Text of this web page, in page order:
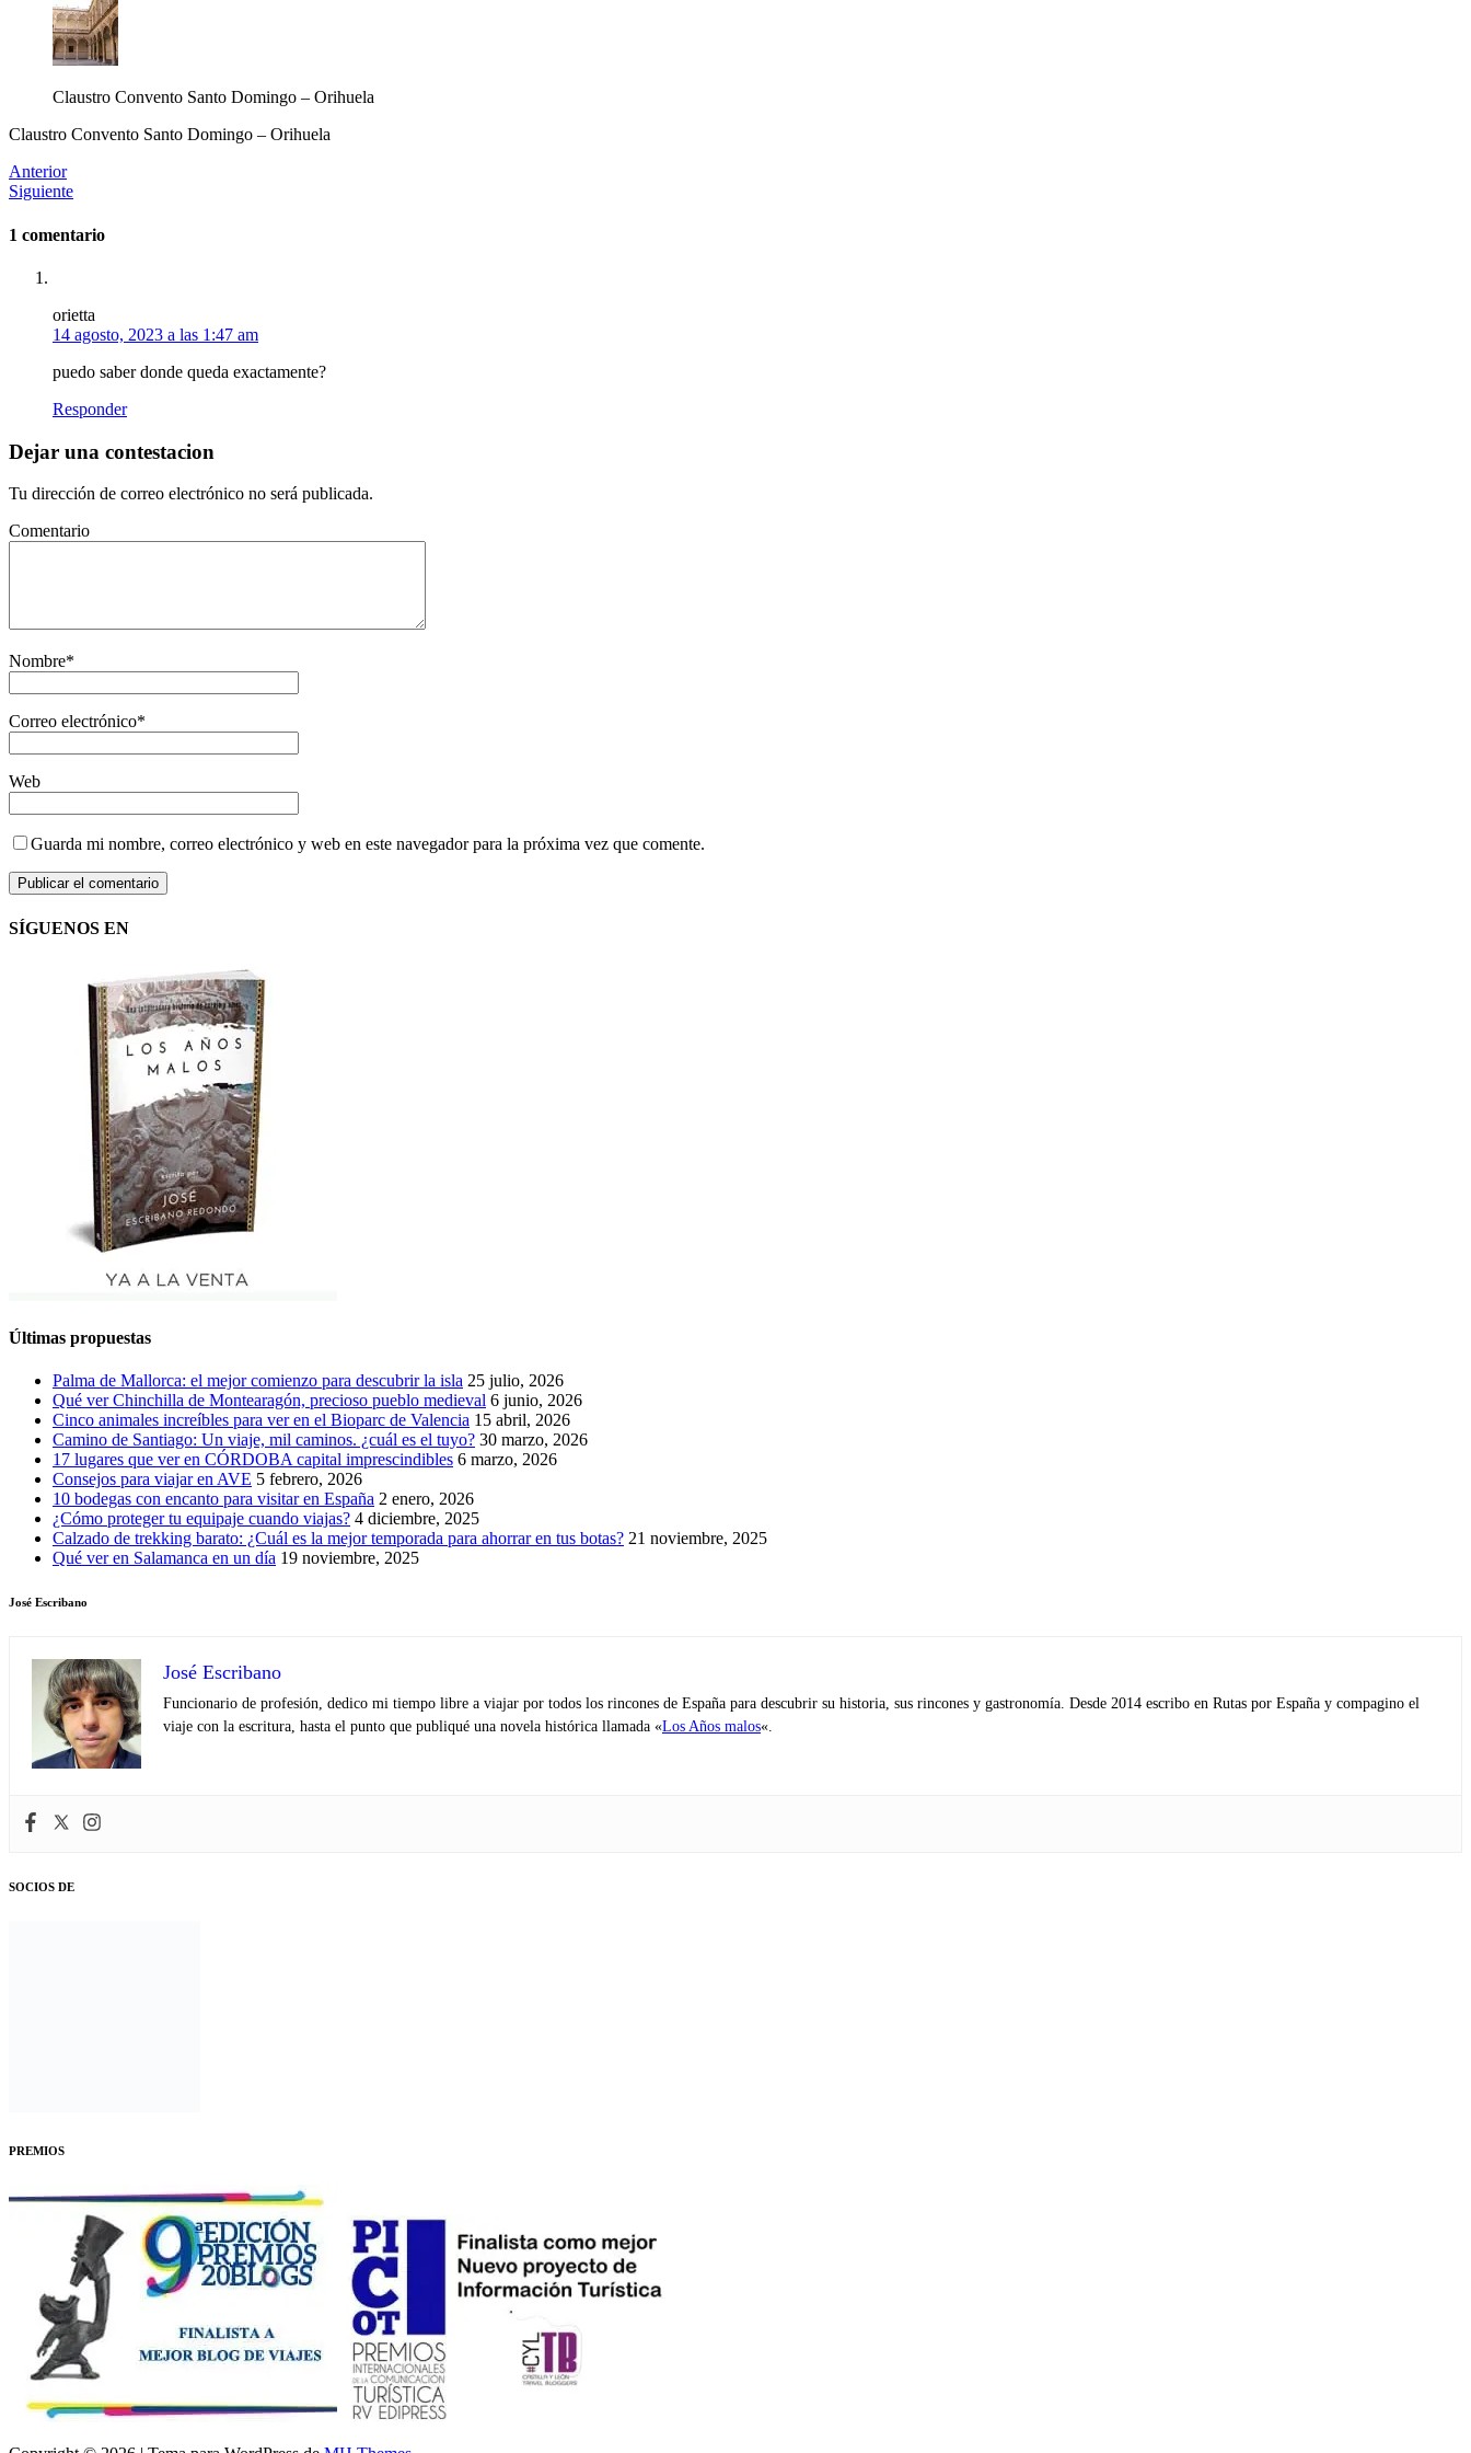
Claustro Convento Santo Domingo – Orihuela
Claustro Convento Santo Domingo – Orihuela
Anterior
Siguiente
1 comentario
orietta
14 agosto, 2023 a las 1:47 am
puedo saber donde queda exactamente?
Responder
Dejar una contestacion
Tu dirección de correo electrónico no será publicada.
Comentario
Nombre*
Correo electrónico*
Web
Guarda mi nombre, correo electrónico y web en este navegador para la próxima vez que comente.
SÍGUENOS EN
Últimas propuestas
Palma de Mallorca: el mejor comienzo para descubrir la isla 25 julio, 2026
Qué ver Chinchilla de Montearagón, precioso pueblo medieval 6 junio, 2026
Cinco animales increíbles para ver en el Bioparc de Valencia 15 abril, 2026
Camino de Santiago: Un viaje, mil caminos. ¿cuál es el tuyo? 30 marzo, 2026
17 lugares que ver en CÓRDOBA capital imprescindibles 6 marzo, 2026
Consejos para viajar en AVE 5 febrero, 2026
10 bodegas con encanto para visitar en España 2 enero, 2026
¿Cómo proteger tu equipaje cuando viajas? 4 diciembre, 2025
Calzado de trekking barato: ¿Cuál es la mejor temporada para ahorrar en tus botas? 21 noviembre, 2025
Qué ver en Salamanca en un día 19 noviembre, 2025
José Escribano
José Escribano
Funcionario de profesión, dedico mi tiempo libre a viajar por todos los rincones de España para descubrir su historia, sus rincones y gastronomía. Desde 2014 escribo en Rutas por España y compagino el
viaje con la escritura, hasta el punto que publiqué una novela histórica llamada «Los Años malos«.
SOCIOS DE
PREMIOS